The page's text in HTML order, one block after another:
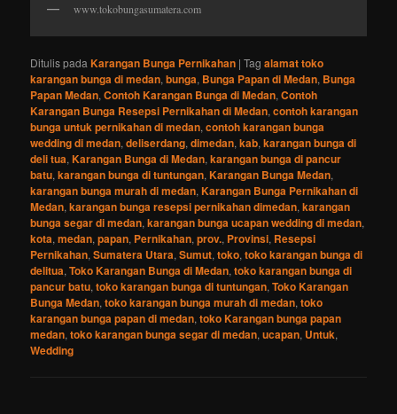
www.tokobungasumatera.com
Ditulis pada Karangan Bunga Pernikahan |Tag alamat toko
karangan bunga di medan,bunga, Bunga Papan di Medan, Bunga
Papan Medan,Contoh Karangan Bunga di Medan,Contoh
Karangan Bunga Resepsi Pernikahan di Medan,contoh karangan
bunga untuk pernikahan di medan,contoh karangan bunga
wedding di medan,deliserdang,dimedan,kab,karangan bunga di
deli tua,Karangan Bunga di Medan,karangan bunga di pancur
batu,karangan bunga di tuntungan,Karangan Bunga Medan,
karangan bunga murah di medan,Karangan Bunga Pernikahan di
Medan,karangan bunga resepsi pernikahan dimedan,karangan
bunga segar di medan,karangan bunga ucapan wedding di medan,
kota,medan,papan, Pernikahan,prov., Provinsi, Resepsi
Pernikahan,Sumatera Utara,Sumut,toko,toko karangan bunga di
delitua,Toko Karangan Bunga di Medan,toko karangan bunga di
pancur batu,toko karangan bunga di tuntungan,Toko Karangan
Bunga Medan,toko karangan bunga murah di medan,toko
karangan bunga papan di medan,toko Karangan bunga papan
medan,toko karangan bunga segar di medan,ucapan, Untuk,
Wedding